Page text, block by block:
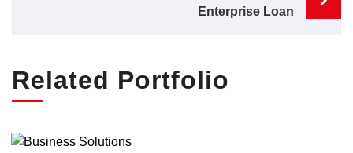
Enterprise Loan
Related Portfolio